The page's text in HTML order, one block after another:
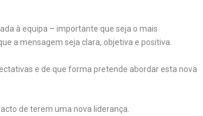
à equipa – importante que seja o mais
a mensagem seja clara, objetiva e positiva.
e de que forma pretende abordar esta nova
de terem uma nova liderança.